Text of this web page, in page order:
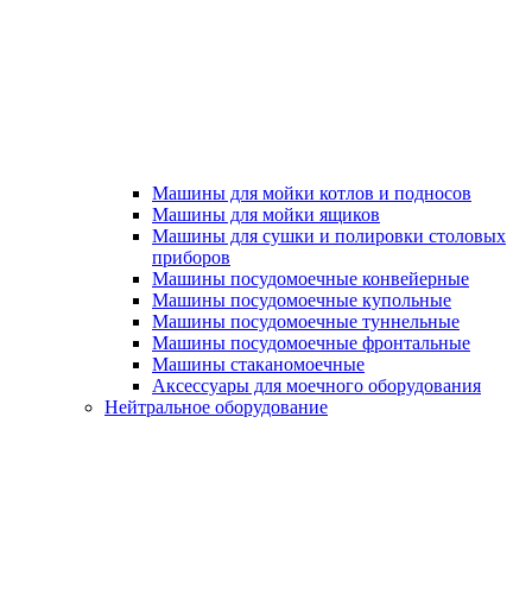
Машины для мойки котлов и подносов
Машины для мойки ящиков
Машины для сушки и полировки столовых
приборов
Машины посудомоечные конвейерные
Машины посудомоечные купольные
Машины посудомоечные туннельные
Машины посудомоечные фронтальные
Машины стаканомоечные
Аксессуары для моечного оборудования
Нейтральное оборудование